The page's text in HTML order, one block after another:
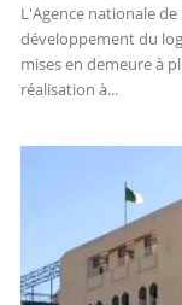
L'Agence nationale
développement du
mises en demeure à
réalisation à...